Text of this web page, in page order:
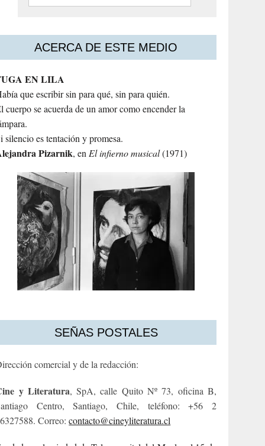
ACERCA DE ESTE MEDIO
EN LILA
que escribir sin para qué, sin para quién.
cuerpo se acuerda de un amor como encender la
silencio es tentación y promesa.
Pizarnik, enEl infierno musical(1971)
SEÑAS POSTALES
comercial y de la redacción:
y Literatura, SpA, calle Quito Nº 73, oficina B,
Centro, Santiago, Chile, teléfono: +56 2
Correo:contacto@cineyliteratura.cl